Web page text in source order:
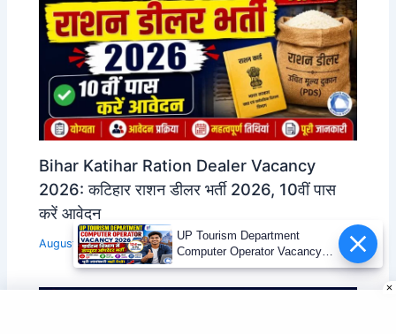
Bihar Katihar Ration Dealer Vacancy
2026: कटिहार राशन डीलर भर्ती 2026, 10वीं पास
करें आवेदन
August 6, 2026
UP Tourism Department
Computer Operator Vacancy
2026 | 12वीं पास भर्ती